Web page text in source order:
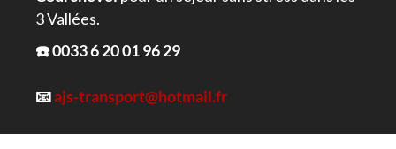
3 Vallées.
☎️ 0033 6 20 01 96 29
📧ajs-transport@hotmail.fr